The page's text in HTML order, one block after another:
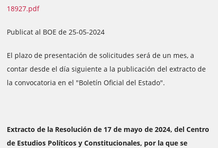
18927.pdf
Publicat al BOE de 25-05-2024
El plazo de presentación de solicitudes será de un mes, a
contar desde el día siguiente a la publicación del extracto de
la convocatoria en el "Boletín Oficial del Estado".
Extracto de la Resolución de 17 de mayo de 2024, del Centro
de Estudios Políticos y Constitucionales, por la que se